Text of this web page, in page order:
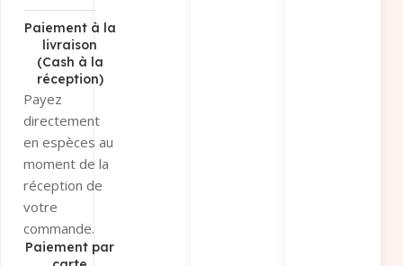
virement
bancaire
Sélectionnez «
Paiement par
virement » et
recevez nos
bancaires par
WhatsApp.
Uniquement
Virement
Paiement à la
livraison
(Cash à la
réception)
Payez
directement
en espèces au
moment de la
réception de
votre
commande.
Paiement par